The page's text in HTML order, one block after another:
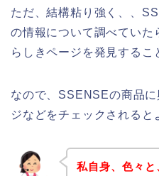
ただ、結構粘り強く、、
の情報について調べていた
らしきページを発見するこ
なので、SSENSEの商品
ジなどをチェックされると
私自身、色々